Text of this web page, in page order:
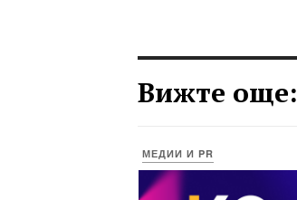
Вижте още:
МЕДИИ И PR